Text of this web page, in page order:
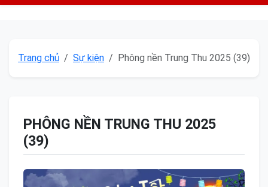
Trang chủ Sự kiện Phông nền Trung Thu 2025 (39)
PHÔNG NỀN TRUNG THU 2025
(39)